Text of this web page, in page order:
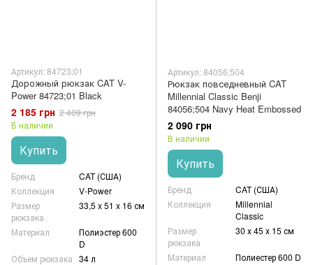
Артикул: 84723;01
Дорожный рюкзак CAT V-
Power 84723;01 Black
2 185 грн 2 409 грн
В наличии
Купить
Бренд
CAT (США)
Коллекция
V-Power
Размер
рюкзака
33,5 x 51 x 16 см
Материал
Полиэстер 600
D
Объем рюкзака 34 л
Артикул: 84056;504
Рюкзак повседневный CAT
Millennial Classic Benji
84056;504 Navy Heat Embossed
2 090 грн
В наличии
Купить
Бренд
CAT (США)
Коллекция
Millennial
Classic
Размер
рюкзака
30 х 45 х 15 см
Материал
Полиестер 600 D